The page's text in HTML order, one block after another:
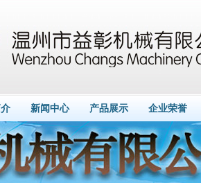
新闻中心 产品展示 企业荣誉